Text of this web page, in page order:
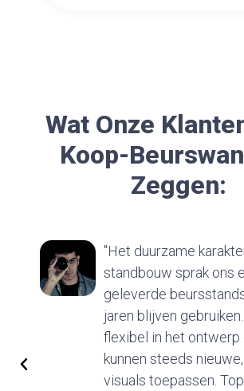
Wat Onze
Koop-
Zeggen:
"Het duurzame
standbouw sprak ons
geleverde
jaren blijven
flexibel in het ontwerp
kunnen steeds
visuals toepassen.